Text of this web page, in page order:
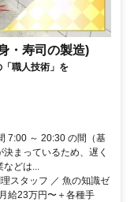
・寿司の製造)
職人技術」を
7:00 ～ 20:30 の間（基
まっているため、遅く
などは...
スタッフ ／ 魚の知識ゼ
給23万円〜＋各種手